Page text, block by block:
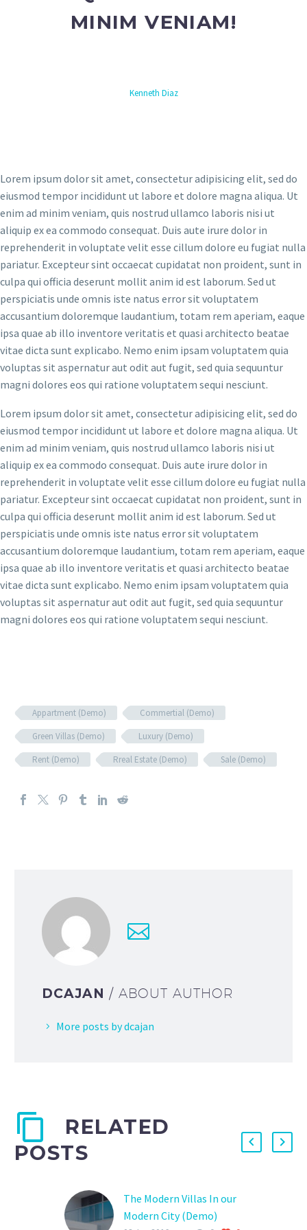
MINIM VENIAM!
Kenneth Diaz
Lorem ipsum dolor sit amet, consectetur adipisicing elit, sed do
eiusmod tempor incididunt ut labore et dolore magna aliqua. Ut
enim ad minim veniam, quis nostrud ullamco laboris nisi ut
aliquip ex ea commodo consequat. Duis aute irure dolor in
reprehenderit in voluptate velit esse cillum dolore eu fugiat nulla
pariatur. Excepteur sint occaecat cupidatat non proident, sunt in
culpa qui officia deserunt mollit anim id est laborum. Sed ut
perspiciatis unde omnis iste natus error sit voluptatem
accusantium doloremque laudantium, totam rem aperiam, eaque
ipsa quae ab illo inventore veritatis et quasi architecto beatae
vitae dicta sunt explicabo. Nemo enim ipsam voluptatem quia
voluptas sit aspernatur aut odit aut fugit, sed quia sequuntur
magni dolores eos qui ratione voluptatem sequi nesciunt.
Lorem ipsum dolor sit amet, consectetur adipisicing elit, sed do
eiusmod tempor incididunt ut labore et dolore magna aliqua. Ut
enim ad minim veniam, quis nostrud ullamco laboris nisi ut
aliquip ex ea commodo consequat. Duis aute irure dolor in
reprehenderit in voluptate velit esse cillum dolore eu fugiat nulla
pariatur. Excepteur sint occaecat cupidatat non proident, sunt in
culpa qui officia deserunt mollit anim id est laborum. Sed ut
perspiciatis unde omnis iste natus error sit voluptatem
accusantium doloremque laudantium, totam rem aperiam, eaque
ipsa quae ab illo inventore veritatis et quasi architecto beatae
vitae dicta sunt explicabo. Nemo enim ipsam voluptatem quia
voluptas sit aspernatur aut odit aut fugit, sed quia sequuntur
magni dolores eos qui ratione voluptatem sequi nesciunt.
Appartment (Demo)
Commertial (Demo)
Green Villas (Demo)
Luxury (Demo)
Rent (Demo)
Rreal Estate (Demo) Sale (Demo)
DCAJAN / ABOUT AUTHOR
More posts by dcajan
RELATED
POSTS
The Modern Villas In our
Modern City (Demo)